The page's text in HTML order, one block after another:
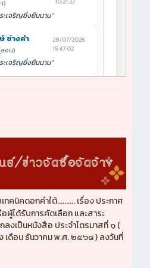
ทคนิคดอกคำใต้.......... เรื่อง ประกาศ
ผู้ได้รับการคัดเลือก และสาระ
เป็นหนังสือ ประจำไตรมาสที่ ๑ (
เดือน ธันวาคม พ.ศ. ๒๕๖๘ ) ลงวันที่